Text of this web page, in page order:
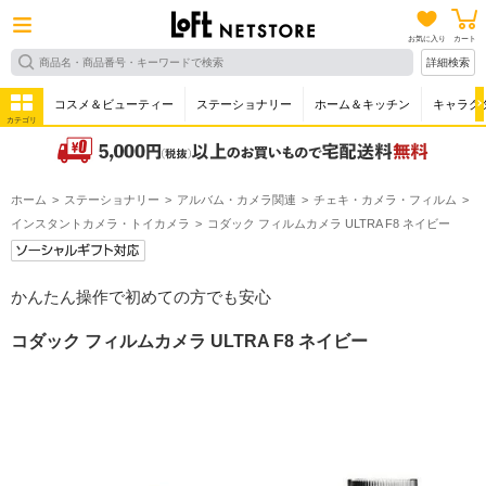
お気に入り カート
詳細検索
カテゴリ
コスメ＆ビューティー ステーショナリー ホーム＆キッチン キャラク
ホーム ステーショナリー アルバム・カメラ関連
チェキ・カメラ・フィルム
インスタントカメラ・トイカメラ
コダック フィルムカメラ ULTRA F8 ネイビー
かんたん操作で初めての方でも安心
コダック フィルムカメラ ULTRA F8 ネイビー